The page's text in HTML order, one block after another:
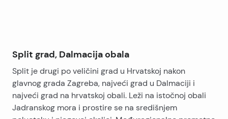
Split grad, Dalmacija obala
Split je drugi po veličini grad u Hrvatskoj nakon
glavnog grada Zagreba, najveći grad u Dalmaciji i
najveći grad na hrvatskoj obali. Leži na istočnoj obali
Jadranskog mora i prostire se na središnjem